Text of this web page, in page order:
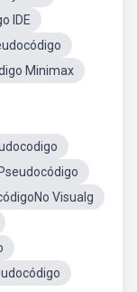
IDE
Minimax
Visualg